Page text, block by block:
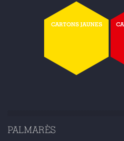
CARTONS JAUNES
PALMARÈS